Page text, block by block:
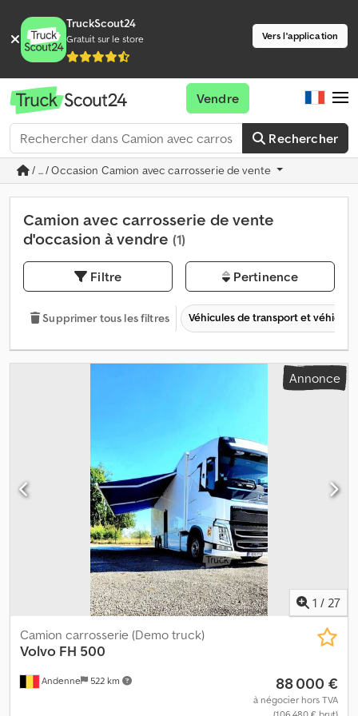
TruckScout24
Gratuit sur le store Vers l'application
Rechercher
Vendre
/ ... / Occasion Camion avec carrosserie de vente
Camion avec carrosserie de vente
d'occasion à vendre (1)
Filtre Pertinence
Supprimer tous les filtres Véhicules de transport et
Annonce
1 / 27
Andenne 522 km
Camion carrosserie (Demo truck)
Volvo FH 500
88 000 €
à négocier hors TVA